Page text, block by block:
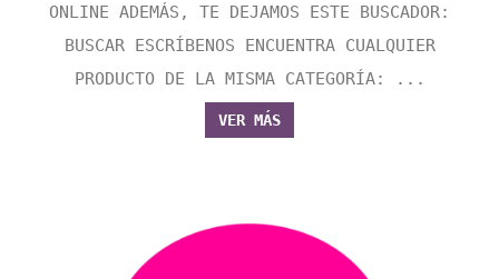
ONLINE ADEMÁS, TE DEJAMOS ESTE BUSCADOR:
BUSCAR ESCRÍBENOS ENCUENTRA CUALQUIER
PRODUCTO DE LA MISMA CATEGORÍA: ...
VER MÁS